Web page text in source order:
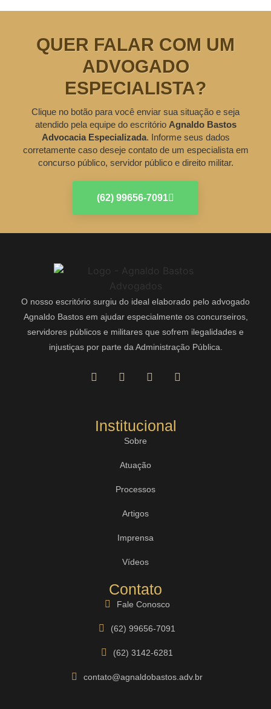
QUER FALAR COM UM
ADVOGADO
ESPECIALISTA?
Clique no botão para você enviar sua situação e seja
atendido pela equipe do escritório Agnaldo Bastos
Advocacia Especializada. Informe seus dados
corretamente caso deseje contato de um especialista em
concurso público, servidor público e direito militar.
(62) 99656-7091
O nosso escritório surgiu do ideal elaborado pelo advogado
Agnaldo Bastos em ajudar especialmente os concurseiros,
servidores públicos e militares que sofrem ilegalidades e
injustiças por parte da Administração Pública.
Institucional
Sobre
Atuação
Processos
Artigos
Imprensa
Vídeos
Contato
Fale Conosco
(62) 99656-7091
(62) 3142-6281
contato@agnaldobastos.adv.br